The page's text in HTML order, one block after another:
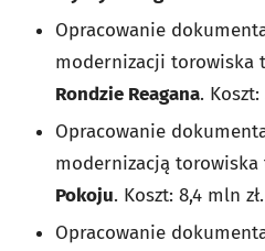
Opracowanie
modernizacji torowiska
Rondzie Reagana. Koszt:
Opracowanie
modernizacją torowiska
Pokoju. Koszt: 8,4 mln zł.
Opracowanie